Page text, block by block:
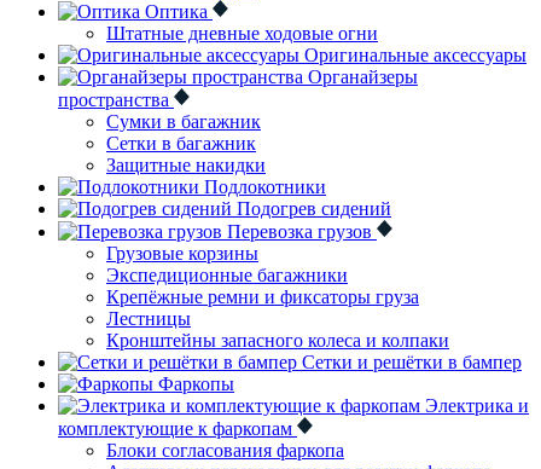
Оптика
Штатные дневные ходовые огни
Оригинальные аксессуары
Органайзеры
пространства
Сумки в багажник
Сетки в багажник
Защитные накидки
Подлокотники
Подогрев сидений
Перевозка грузов
Грузовые корзины
Экспедиционные багажники
Крепёжные ремни и фиксаторы груза
Лестницы
Кронштейны запасного колеса и колпаки
Сетки и решётки в бампер
Фаркопы
Электрика и
комплектующие к фаркопам
Блоки согласования фаркопа